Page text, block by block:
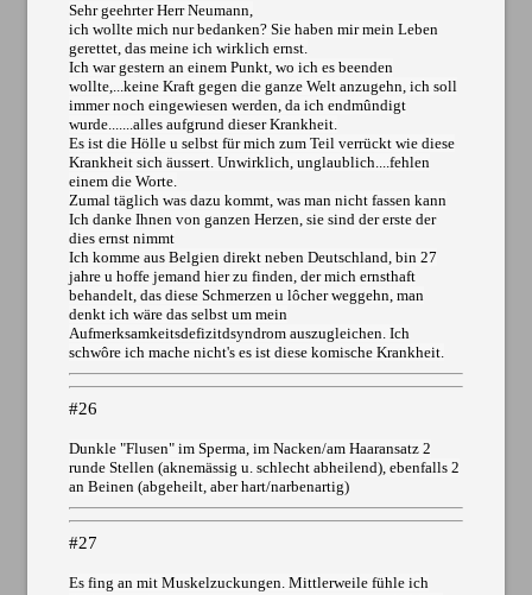
Sehr geehrter Herr Neumann,
ich wollte mich nur bedanken? Sie haben mir mein Leben
gerettet, das meine ich wirklich ernst.
Ich war gestern an einem Punkt, wo ich es beenden
wollte,...keine Kraft gegen die ganze Welt anzugehn, ich soll
immer noch eingewiesen werden, da ich endmûndigt
wurde.......alles aufgrund dieser Krankheit.
Es ist die Hölle u selbst für mich zum Teil verrückt wie diese
Krankheit sich äussert. Unwirklich, unglaublich....fehlen
einem die Worte.
Zumal täglich was dazu kommt, was man nicht fassen kann
Ich danke Ihnen von ganzen Herzen, sie sind der erste der
dies ernst nimmt
Ich komme aus Belgien direkt neben Deutschland, bin 27
jahre u hoffe jemand hier zu finden, der mich ernsthaft
behandelt, das diese Schmerzen u lôcher weggehn, man
denkt ich wäre das selbst um mein
Aufmerksamkeitsdefizitdsyndrom auszugleichen. Ich
schwôre ich mache nicht's es ist diese komische Krankheit.
#26
Dunkle "Flusen" im Sperma, im Nacken/am Haaransatz 2
runde Stellen (aknemässig u. schlecht abheilend), ebenfalls 2
an Beinen (abgeheilt, aber hart/narbenartig)
#27
Es fing an mit Muskelzuckungen. Mittlerweile fühle ich